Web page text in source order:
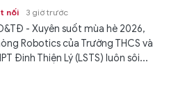
nối 3 giờ trước
- ​​Xuyên suốt mùa hè 2026,
Robotics của Trường THCS và
Đinh Thiện Lý (LSTS) luôn sôi...